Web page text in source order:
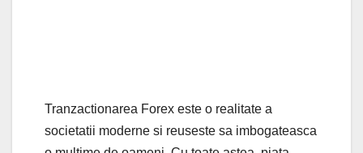
Tranzactionarea Forex este o realitate a
societatii moderne si reuseste sa imbogateasca